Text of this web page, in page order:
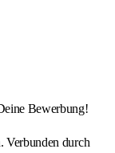
Bewerbung!
Verbunden durch